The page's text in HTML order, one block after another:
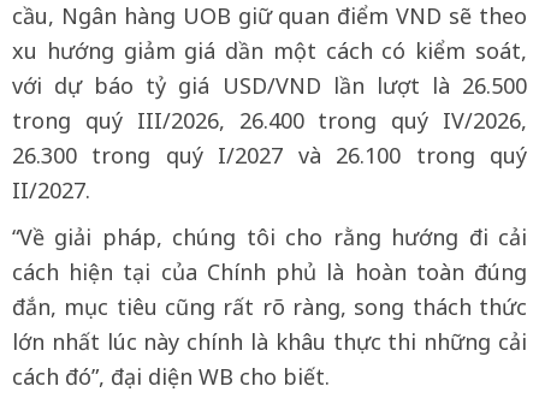
cầu, Ngân hàng UOB giữ quan điểm VND sẽ theo
xu hướng giảm giá dần một cách có kiểm soát,
với dự báo tỷ giá USD/VND lần lượt là 26.500
trong quý III/2026, 26.400 trong quý IV/2026,
26.300 trong quý I/2027 và 26.100 trong quý
II/2027.
“Về giải pháp, chúng tôi cho rằng hướng đi cải
cách hiện tại của Chính phủ là hoàn toàn đúng
đắn, mục tiêu cũng rất rõ ràng, song thách thức
lớn nhất lúc này chính là khâu thực thi những cải
cách đó”, đại diện WB cho biết.